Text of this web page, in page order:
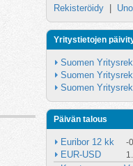
Rekisteröidy
Yritystietojen
Suomen
Suomen
Suomen
Päivän talous
Euribor 12 kk -
EUR-USD